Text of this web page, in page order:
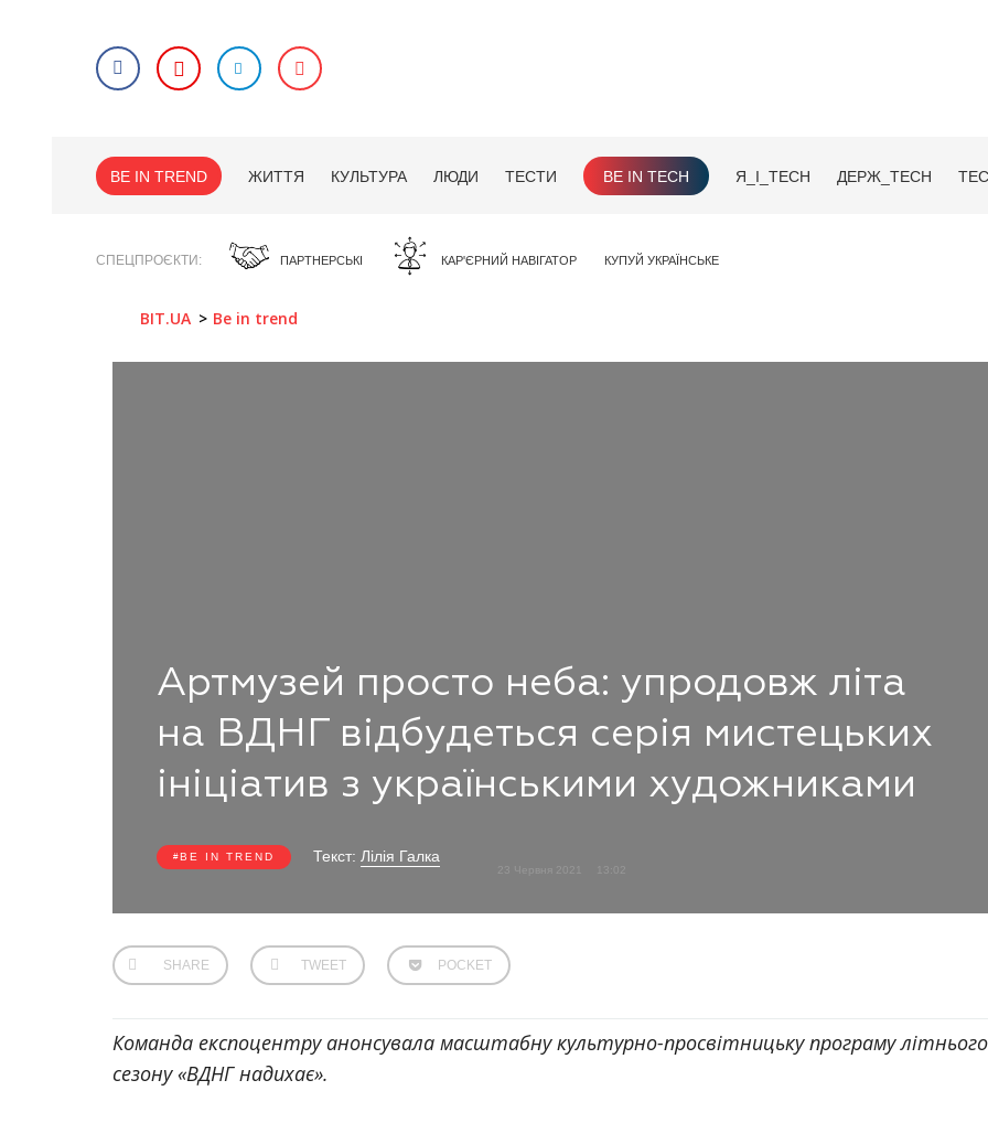
BE IN TREND ЖИТТЯ КУЛЬТУРА ЛЮДИ ТЕСТИ BE IN TECH Я_І_TECH ДЕРЖ_TECH
СПЕЦПРОЄКТИ ПАРТНЕРСЬКІ КАР'ЄРНИЙ НАВІГАТОР КУПУЙ УКРАЇНСЬКЕ
BIT.UA Be in trend
Артмузей просто неба: упродовж літа
на ВДНГ відбудеться серія мистецьких
ініціатив з українськими художниками
BE IN TREND Текст: Лілія Галка
SHARE TWEET POCKET
Команда експоцентру анонсувала масштабну культурно-просвітницьку програму літнього
сезону «ВДНГ надихає».